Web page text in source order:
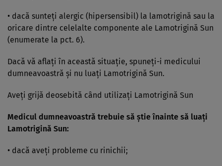
• dacă sunteţi alergic (hipersensibil) la lamotrigină sau la
oricare dintre celelalte componente ale Lamotrigină Sun
(enumerate la pct. 6).
Dacă vă aflaţi în această situaţie, spuneţi-i medicului
dumneavoastră şi nu luaţi Lamotrigină Sun.
Aveţi grijă deosebită când utilizaţi Lamotrigină Sun
Medicul dumneavoastră trebuie să ştie înainte să luaţi
Lamotrigină Sun:
• dacă aveţi probleme cu rinichii;